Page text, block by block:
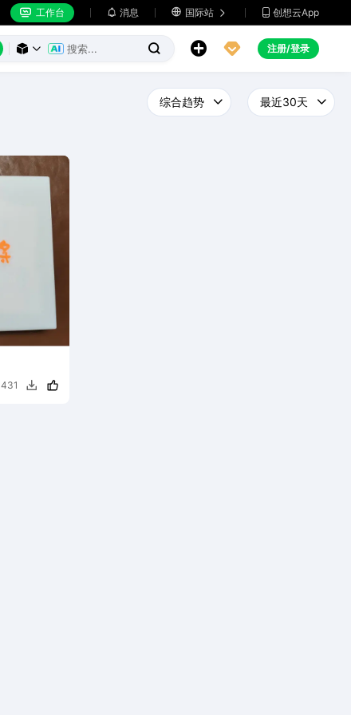
 工作台  消息  国际站   创想云App
     注册/登录
431 